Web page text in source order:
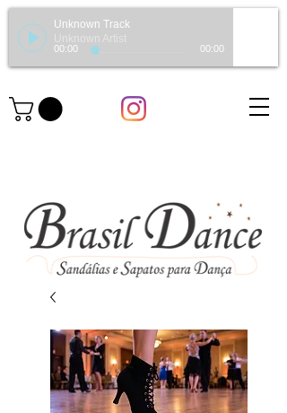
Unknown Track
Unknown Artist
00:00 00:00